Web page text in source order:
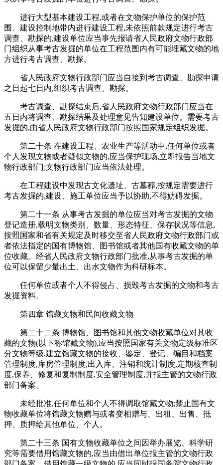
进行大型基本建设工程,或者在文物保护单位的保护范
围、建设控制地带内进行建设工程,未依照前款规定进行考古
调查、勘探的,建设单位应当事先报请省人民政府文物行政部
门组织从事考古发掘的单位在工程范围内有可能埋藏文物的地
方进行考古调查、勘探。
省人民政府文物行政部门应当自接到考古调查、勘探申请
之日起七日内,组织考古调查、勘探。
考古调查、勘探结束后,省人民政府文物行政部门应当在
五日内将调查、勘探结果及处理意见告知建设单位。需要考古
发掘的,由省人民政府文物行政部门按照国家规定组织发掘。
第二十条 在建设工程、农业生产等活动中,任何单位或者
个人发现文物或者疑似文物的,应当保护现场,立即报告当地文
物行政部门;文物行政部门应当依法处理。
在工程建设中发现古文化遗址、古墓葬,按规定需要进行
考古发掘的,建设、施工单位应当予以协助,不得妨碍发掘。
第二十一条 从事考古发掘的单位应当对考古发掘的文物
登记造册,载明文物类别、数量、形态特征、保存状况等信息,
按照国家和省有关规定及时移交至省人民政府文物行政部门或
者依法指定的国有博物馆、图书馆或者其他国有收藏文物的单
位收藏。经省人民政府文物行政部门批准,从事考古发掘的单
位可以保留少量出土、出水文物作为科研标本。
任何单位或者个人不得侵占、损毁考古发掘的文物和考古
发掘资料。
第四章 馆藏文物和民间收藏文物
第二十二条 博物馆、图书馆和其他文物收藏单位对其收
藏的文物(以下称馆藏文物),应当按照国家有关文物定级标准区
分文物等级,建立馆藏文物的接收、鉴定、登记、编目和档案
管理制度,库房管理制度,出入库、注销和统计制度,定期核查制
度,保养、修复和复制制度,安全管理制度,并报主管的文物行政
部门备案。
未经批准,任何单位和个人不得调取馆藏文物;禁止国有文
物收藏单位将馆藏文物赠与或者变相赠与、出租、出售、抵
押、质押给其他单位、个人。
第二十三条 国有文物收藏单位之间因举办展览、科学研
究等需要借用馆藏文物的,应当由借出单位报主管的文物行政